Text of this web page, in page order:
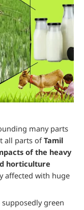
many parts
all parts ofTamil
of the heavy
horticulture
affected with huge
green